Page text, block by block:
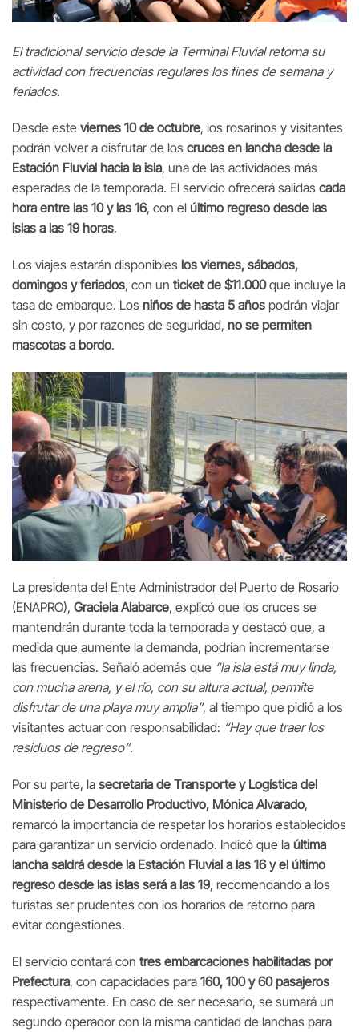
El tradicional servicio desde la Terminal Fluvial retoma su
actividad con frecuencias regulares los fines de semana y
feriados.
Desde este viernes 10 de octubre, los rosarinos y visitantes
podrán volver a disfrutar de los cruces en lancha desde la
Estación Fluvial hacia la isla, una de las actividades más
esperadas de la temporada. El servicio ofrecerá salidas cada
hora entre las 10 y las 16, con el último regreso desde las
islas a las 19 horas.
Los viajes estarán disponibles los viernes, sábados,
domingos y feriados, con un ticket de $11.000que incluye la
tasa de embarque. Los niños de hasta 5 años podrán viajar
sin costo, y por razones de seguridad, no se permiten
mascotas a bordo.
La presidenta del Ente Administrador del Puerto de Rosario
(ENAPRO), Graciela Alabarce, explicó que los cruces se
mantendrán durante toda la temporada y destacó que, a
medida que aumente la demanda, podrían incrementarse
las frecuencias. Señaló además que “la isla está muy linda,
con mucha arena, y el río, con su altura actual, permite
disfrutar de una playa muy amplia”, al tiempo que pidió a los
visitantes actuar con responsabilidad: “Hay que traer los
residuos de regreso”.
Por su parte, la secretaria de Transporte y Logística del
Ministerio de Desarrollo Productivo, Mónica Alvarado,
remarcó la importancia de respetar los horarios establecidos
para garantizar un servicio ordenado. Indicó que la última
lancha saldrá desde la Estación Fluvial a las 16 y el último
regreso desde las islas será a las 19, recomendando a los
turistas ser prudentes con los horarios de retorno para
evitar congestiones.
El servicio contará con tres embarcaciones habilitadas por
Prefectura, con capacidades para 160, 100 y 60 pasajeros
respectivamente. En caso de ser necesario, se sumará un
segundo operador con la misma cantidad de lanchas para